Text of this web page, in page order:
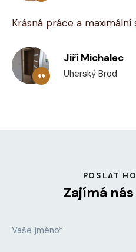
Krásná práce a maximální
Jiří Michalec
Uherský Brod
POSLAT
Zajímá